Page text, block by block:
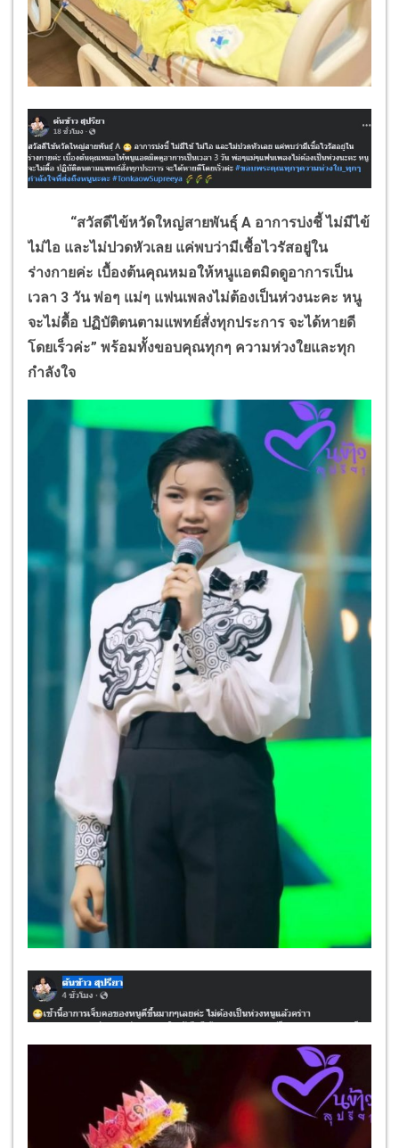
“สวัสดีไข้หวัดใหญ่สายพันธุ์ A อาการบ่งชี้ ไม่มีไข้
ไม่ไอ และไม่ปวดหัวเลย แค่พบว่ามีเชื้อไวรัสอยู่ใน
ร่างกายค่ะ เบื้องต้นคุณหมอให้หนูแอตมิดดูอาการเป็น
เวลา 3 วัน พ่อๆ แม่ๆ แฟนเพลงไม่ต้องเป็นห่วงนะคะ หนู
จะไม่ดื้อ ปฏิบัติตนตามแพทย์สั่งทุกประการ จะได้หายดี
โดยเร็วค่ะ” พร้อมทั้งขอบคุณทุกๆ ความห่วงใยและทุก
กำลังใจ